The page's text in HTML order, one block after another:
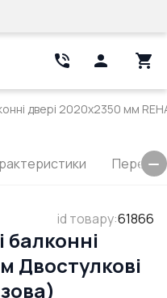
двері 2020x2350 мм
id товару:61866
Двостулкові